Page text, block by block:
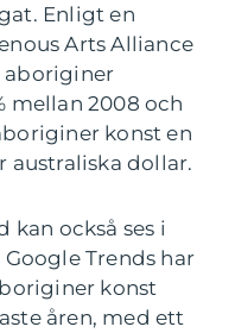
Enligt en
Arts Alliance
aboriginer
mellan 2008 och
konst en
australiska dollar.
kan också ses i
Trends har
konst
åren, med ett